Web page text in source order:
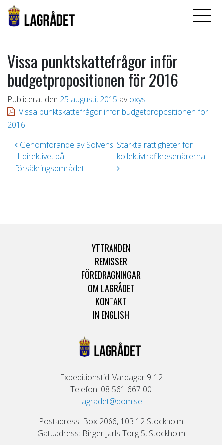
Vissa punktskattefrågor inför
budgetpropositionen för 2016
Publicerat den 25 augusti, 2015 av oxys
Vissa punktskattefrågor inför budgetpropositionen för
2016
Inläggsnavigering
Genomförande av Solvens
II-direktivet på
försäkringsområdet
Stärkta rättigheter för
kollektivtrafikresenärerna
YTTRANDEN
REMISSER
FÖREDRAGNINGAR
OM LAGRÅDET
KONTAKT
IN ENGLISH
Expeditionstid: Vardagar 9-12
Telefon: 08-561 667 00
lagradet@dom.se
Postadress: Box 2066, 103 12 Stockholm
Gatuadress: Birger Jarls Torg 5, Stockholm